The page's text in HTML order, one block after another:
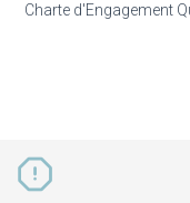
Charte d'Engagement